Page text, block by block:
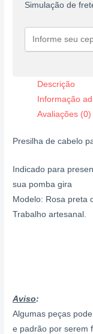
Simulação de
Descrição
Informação
Avaliações (0)
Presilha de cabelo
Indicado para
sua pomba gira
Modelo: Rosa preta
Trabalho artesanal.
Aviso:
Algumas peças
e padrão por serem